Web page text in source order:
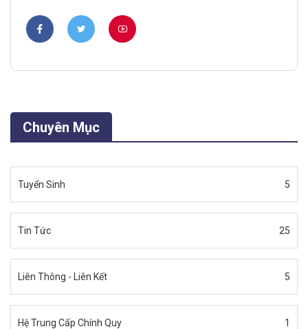
Chuyên Mục
Tuyển Sinh 5
Tin Tức 25
Liên Thông - Liên Kết 5
Hệ Trung Cấp Chính Quy 1